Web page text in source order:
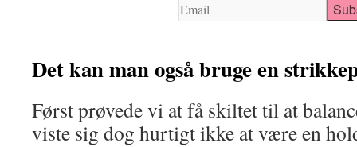
Det kan man også bruge en
Først prøvede vi at få skiltet til at
viste sig dog hurtigt ikke at være en